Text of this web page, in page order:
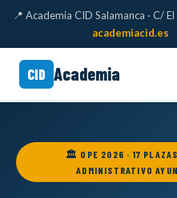
📍 Academia CID Salamanca · C/
academiacid.es
CID Academia
🏛️ OPE 2026 · 17
ADMINISTRATIVO